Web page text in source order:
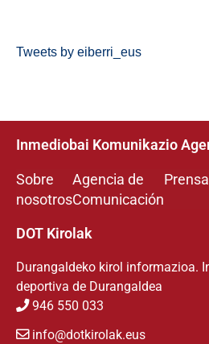
Tweets by eiberri_eus
Inmediobai Komunikazio
Sobre
nosotros
Agencia de
Comunicación
Prensa
DOT Kirolak
Durangaldeko kirol informazioa.
deportiva de Durangaldea
946 550 033
info@dotkirolak.eus